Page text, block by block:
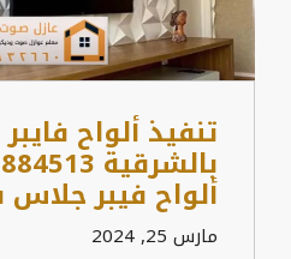
تنفيذ ألواح
ألواح فيبر
مارس 25, 2024